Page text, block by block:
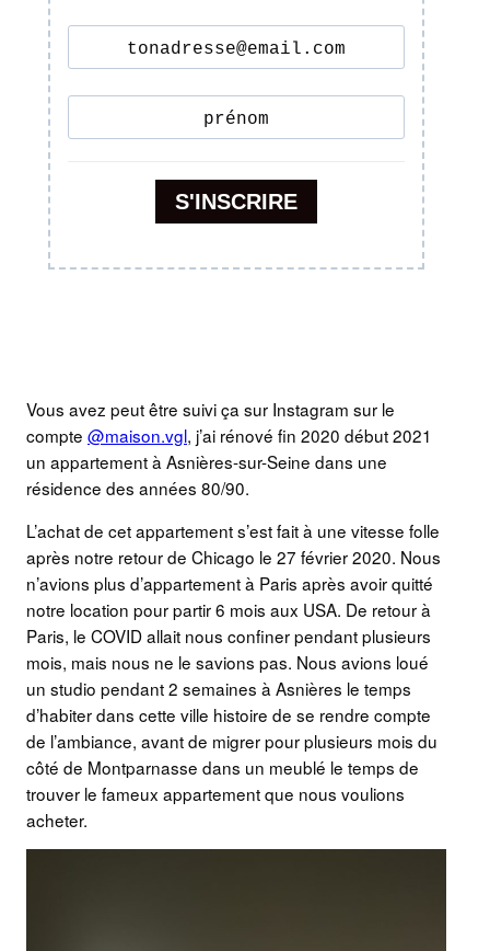
Vous avez peut être suivi ça sur Instagram sur le
compte @maison.vgl, j’ai rénové fin 2020 début 2021
un appartement à Asnières-sur-Seine dans une
résidence des années 80/90.
L’achat de cet appartement s’est fait à une vitesse folle
après notre retour de Chicago le 27 février 2020. Nous
n’avions plus d’appartement à Paris après avoir quitté
notre location pour partir 6 mois aux USA. De retour à
Paris, le COVID allait nous confiner pendant plusieurs
mois, mais nous ne le savions pas. Nous avions loué
un studio pendant 2 semaines à Asnières le temps
d’habiter dans cette ville histoire de se rendre compte
de l’ambiance, avant de migrer pour plusieurs mois du
côté de Montparnasse dans un meublé le temps de
trouver le fameux appartement que nous voulions
acheter.